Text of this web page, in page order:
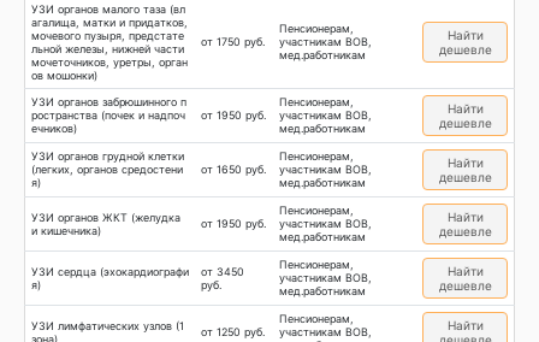
УЗИ органов малого таза (вл
агалища, матки и придатков,
мочевого пузыря, предстате
льной железы, нижней части
мочеточников, уретры, орган
ов мошонки)
от 1750 руб.
Пенсионерам,
участникам ВОВ,
мед.работникам
Найти
дешевле
УЗИ органов забрюшинного п
ространства (почек и надпоч
ечников)
от 1950 руб.
Пенсионерам,
участникам ВОВ,
мед.работникам
Найти
дешевле
УЗИ органов грудной клетки
(легких, органов средостени
я)
от 1650 руб.
Пенсионерам,
участникам ВОВ,
мед.работникам
Найти
дешевле
УЗИ органов ЖКТ (желудка
и кишечника)
от 1950 руб.
Пенсионерам,
участникам ВОВ,
мед.работникам
Найти
дешевле
УЗИ сердца (эхокардиографи
я)
от 3450
руб.
Пенсионерам,
участникам ВОВ,
мед.работникам
Найти
дешевле
УЗИ лимфатических узлов (1
зона)
от 1250 руб.
Пенсионерам,
участникам ВОВ,
Найти